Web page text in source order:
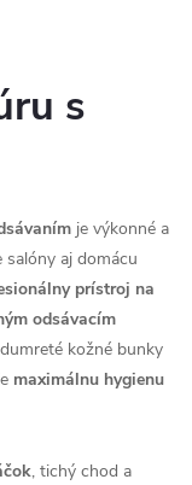
s
je výkonné a
salóny aj domácu
prístroj na
odsávacím
kožné bunky
maximálnu hygienu
, tichý chod a